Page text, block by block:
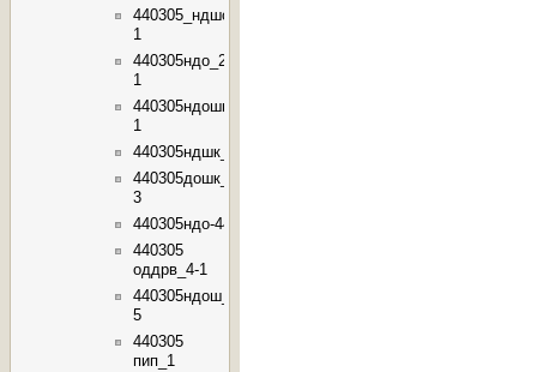
440305_ндшо_1-
1
440305ндо_2-
1
440305ндошк_3-
1
440305ндшк_14
440305дошк_4-
3
440305ндо-44
440305
оддрв_4-1
440305ндош_4-
5
440305
пип_1